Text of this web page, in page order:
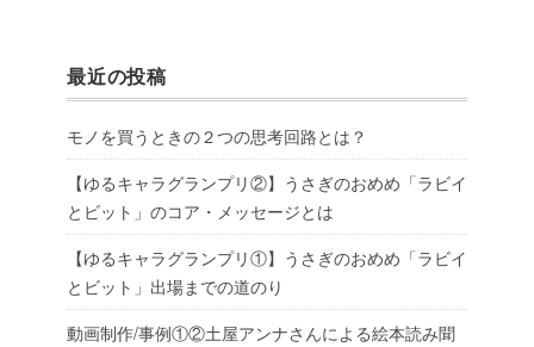
最近の投稿
モノを買うときの２つの思考回路とは？
【ゆるキャラグランプリ②】うさぎのおめめ「ラビイ
とビット」のコア・メッセージとは
【ゆるキャラグランプリ①】うさぎのおめめ「ラビイ
とビット」出場までの道のり
動画制作/事例①②土屋アンナさんによる絵本読み聞